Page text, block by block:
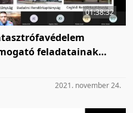
01:38:32
feladatainak
2021. november 24.